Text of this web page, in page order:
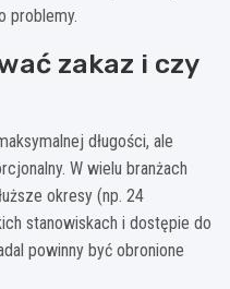
problemy.
zakaz i czy
długości, ale
W wielu branżach
okresy (np. 24
stanowiskach i dostępie do
powinny być obronione